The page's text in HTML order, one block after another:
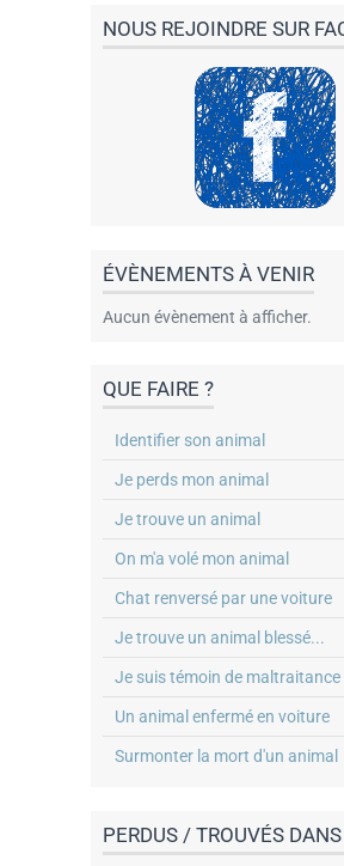
NOUS REJOINDRE SUR
ÉVÈNEMENTS À VENIR
Aucun évènement à afficher.
QUE FAIRE ?
Identifier son animal
Je perds mon animal
Je trouve un animal
On m'a volé mon animal
Chat renversé par une voiture
Je trouve un animal blessé...
Je suis témoin de maltraitance
Un animal enfermé en voiture
Surmonter la mort d'un animal
PERDUS / TROUVÉS